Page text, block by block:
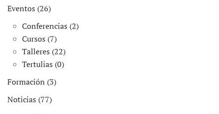
Eventos (26)
Conferencias (2)
Cursos (7)
Talleres (22)
Tertulias (0)
Formación (3)
Noticias (77)